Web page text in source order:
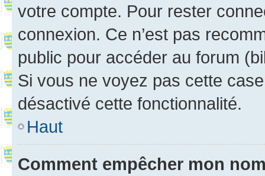
votre compte. Pour rester
connexion. Ce n’est pas
public pour accéder au forum
Si vous ne voyez pas cette
désactivé cette fonctionnalité.
Haut
Comment empêcher mon